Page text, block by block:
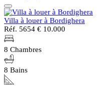
Villa à louer à Bordighera
Réf. 5654 € 10.000
8 Chambres
8 Bains